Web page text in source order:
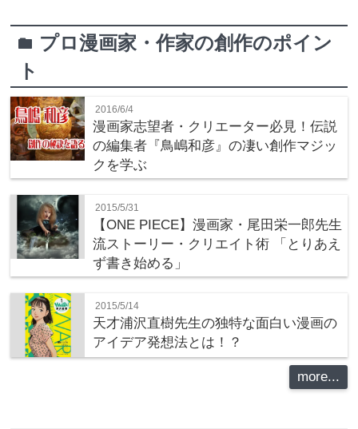
folder プロ漫画家・作家の創作のポイン
ト
2016/6/4
漫画家志望者・クリエーター必見！伝説
の編集者『鳥嶋和彦』の凄い創作マジッ
クを学ぶ
2015/5/31
【ONE PIECE】漫画家・尾田栄一郎先生
流ストーリー・クリエイト術 「とりあえ
ず書き始める」
2015/5/14
天才浦沢直樹先生の独特な面白い漫画の
アイデア発想法とは！？
more...